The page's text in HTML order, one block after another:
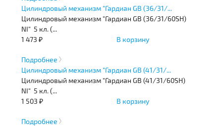
Цилиндровый механизм "Гардиан GB (36/31/...
Цилиндровый механизм "Гардиан GB (36/31/60SH)
NI" 5 кл. (...
1 473 ₽
В корзину
Подробнее
Цилиндровый механизм "Гардиан GB (41/31/...
Цилиндровый механизм "Гардиан GB (41/31/60SH)
NI" 5 кл. (...
1 503 ₽
В корзину
Подробнее